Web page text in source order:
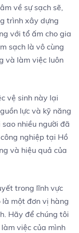
về sự sạch sẽ,
trình xây dựng
với tổ ấm cho gia
sạch là vô cùng
và làm việc luôn
vệ sinh này lại
lực và kỹ năng
nhiều người đã
nghiệp tại Hồ
và hiệu quả của
trong lĩnh vực
là một đơn vị hàng
Hãy để chúng tôi
việc của mình